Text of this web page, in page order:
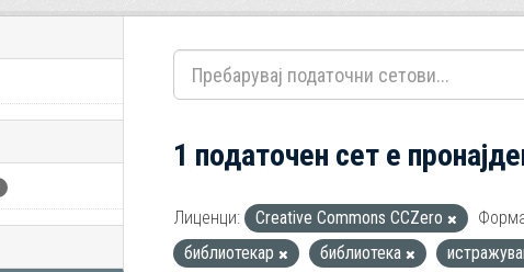
1 податочен сет е
Лиценци: Creative Commons CCZero
библиотекар
библиотека